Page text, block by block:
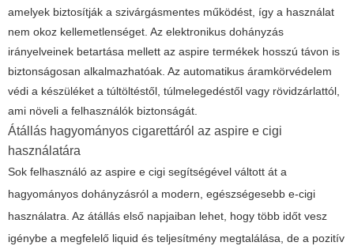
amelyek biztosítják a szivárgásmentes működést, így a használat
nem okoz kellemetlenséget. Az elektronikus dohányzás
irányelveinek betartása mellett az aspire termékek hosszú távon is
biztonságosan alkalmazhatóak. Az automatikus áramkörvédelem
védi a készüléket a túltöltéstől, túlmelegedéstől vagy rövidzárlattól,
ami növeli a felhasználók biztonságát.
Átállás hagyományos cigarettáról az aspire e cigi
használatára
Sok felhasználó az aspire e cigi segítségével váltott át a
hagyományos dohányzásról a modern, egészségesebb e-cigi
használatra. Az átállás első napjaiban lehet, hogy több időt vesz
igénybe a megfelelő liquid és teljesítmény megtalálása, de a pozitív